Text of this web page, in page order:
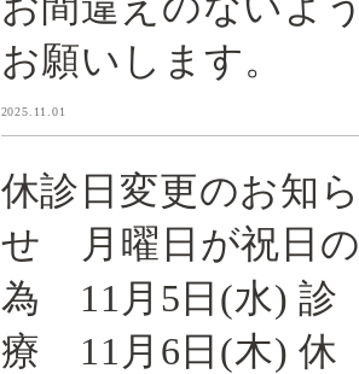
お願いします。
2025.11.01
休診日変更のお知ら
せ 月曜日が祝日の
為 11月5日(水) 診
療 11月6日(木) 休